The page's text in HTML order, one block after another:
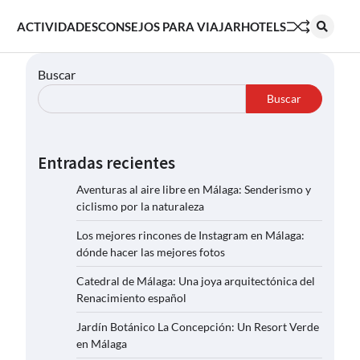
ACTIVIDADESCONSEJOS PARA VIAJARHOTELS
Buscar
Buscar
Entradas recientes
Aventuras al aire libre en Málaga: Senderismo y
ciclismo por la naturaleza
Los mejores rincones de Instagram en Málaga:
dónde hacer las mejores fotos
Catedral de Málaga: Una joya arquitectónica del
Renacimiento español
Jardín Botánico La Concepción: Un Resort Verde
en Málaga